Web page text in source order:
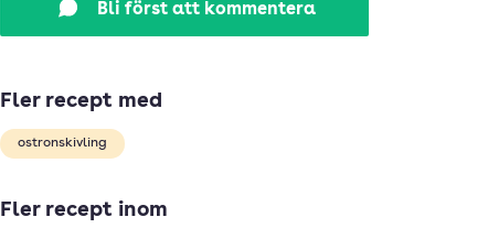
Bli först att kommentera
Fler recept med
ostronskivling
Fler recept inom